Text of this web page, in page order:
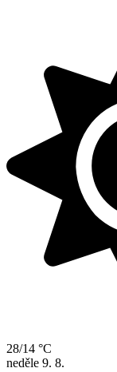
28/14 °C
neděle 9. 8.